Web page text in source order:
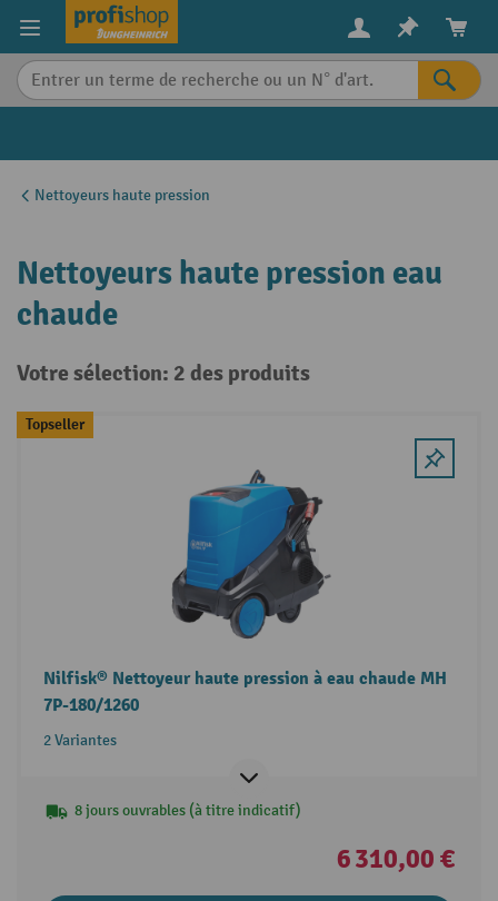
content
Nettoyeurs haute pression
Nettoyeurs haute pression eau
chaude
Votre sélection: 2 des produits
Topseller
Nilfisk® Nettoyeur haute pression à eau chaude MH
7P-180/1260
2 Variantes
8 jours ouvrables (à titre indicatif)
6 310,00 €